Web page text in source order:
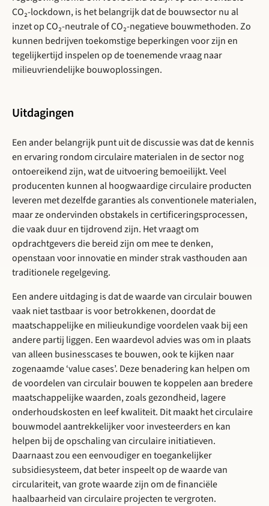
CO₂-lockdown, is het belangrijk dat de bouwsector nu al
inzet op CO₂-neutrale of CO₂-negatieve bouwmethoden. Zo
kunnen bedrijven toekomstige beperkingen voor zijn en
tegelijkertijd inspelen op de toenemende vraag naar
milieuvriendelijke bouwoplossingen.
Uitdagingen
Een ander belangrijk punt uit de discussie was dat de kennis
en ervaring rondom circulaire materialen in de sector nog
ontoereikend zijn, wat de uitvoering bemoeilijkt. Veel
producenten kunnen al hoogwaardige circulaire producten
leveren met dezelfde garanties als conventionele materialen,
maar ze ondervinden obstakels in certificeringsprocessen,
die vaak duur en tijdrovend zijn. Het vraagt om
opdrachtgevers die bereid zijn om mee te denken,
openstaan voor innovatie en minder strak vasthouden aan
traditionele regelgeving.
Een andere uitdaging is dat de waarde van circulair bouwen
vaak niet tastbaar is voor betrokkenen, doordat de
maatschappelijke en milieukundige voordelen vaak bij een
andere partij liggen. Een waardevol advies was om in plaats
van alleen businesscases te bouwen, ook te kijken naar
zogenaamde ‘value cases’. Deze benadering kan helpen om
de voordelen van circulair bouwen te koppelen aan bredere
maatschappelijke waarden, zoals gezondheid, lagere
onderhoudskosten en leef kwaliteit. Dit maakt het circulaire
bouwmodel aantrekkelijker voor investeerders en kan
helpen bij de opschaling van circulaire initiatieven.
Daarnaast zou een eenvoudiger en toegankelijker
subsidiesysteem, dat beter inspeelt op de waarde van
circulariteit, van grote waarde zijn om de financiële
haalbaarheid van circulaire projecten te vergroten.